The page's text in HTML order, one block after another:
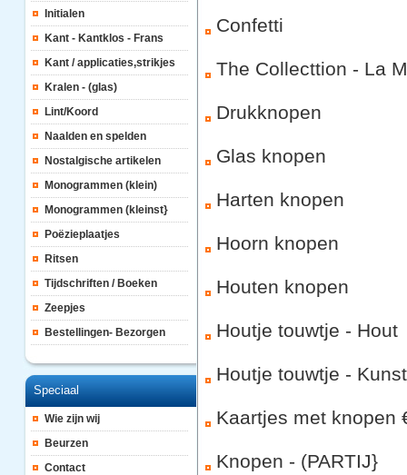
Initialen
Kant - Kantklos - Frans
Kant / applicaties,strikjes
Kralen - (glas)
Lint/Koord
Naalden en spelden
Nostalgische artikelen
Monogrammen (klein)
Monogrammen (kleinst}
Poëzieplaatjes
Ritsen
Tijdschriften / Boeken
Zeepjes
Bestellingen- Bezorgen
Speciaal
Wie zijn wij
Beurzen
Contact
Confetti
The Collecttion - La
Drukknopen
Glas knopen
Harten knopen
Hoorn knopen
Houten knopen
Houtje touwtje - Hout
Houtje touwtje -
Kaartjes met knopen
Knopen - (PARTIJ}